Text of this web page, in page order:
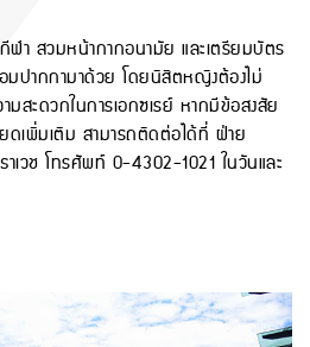
า สวมหน้ากากอนามัย และเตรียมบัตร
ปากกามาด้วย โดยนิสิตหญิงต้องไม่
มสะดวกในการเอกซเรย์ หากมีข้อสงสัย
ดเพิ่มเติม สามารถติดต่อได้ที่ ฝ่าย
เวช โทรศัพท์ 0-4302-1021 ในวันและ